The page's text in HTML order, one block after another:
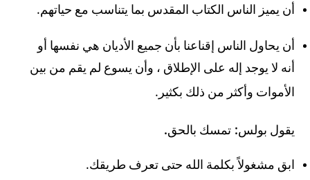
أن يميز الناس الكتاب المقدس بما يتناسب مع حياتهم.
أن يحاول الناس إقناعنا بأن جميع الأديان هي نفسها أو
أنه لا يوجد إله على الإطلاق ، وأن يسوع لم يقم من بين
الأموات وأكثر من ذلك بكثير .
يقول بولس:تمسك بالحق.
ابق مشغولاً بكلمة الله حتى تعرف طريقك.